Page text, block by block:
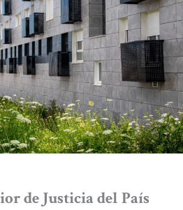
de Justicia del País